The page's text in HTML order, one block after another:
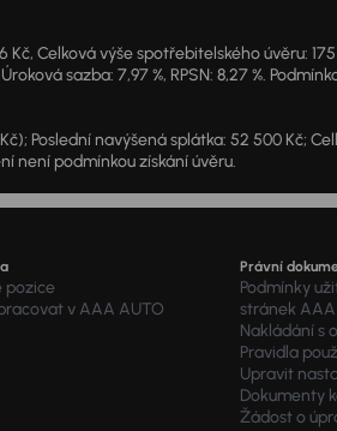
Celková výše spotřebitelského úvěru:
sazba: 7,97 %, RPSN: 8,27 %.
Poslední navýšená splátka: 52 500 Kč;
není podmínkou získání úvěru.
pozice
v AAA AUTO
Právní
Podmínky
stránek AAA
Nakládání s
Pravidla
Upravit
Dokumenty
Žádost o